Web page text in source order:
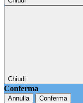
Chiudi
Conferma
Annulla Conferma